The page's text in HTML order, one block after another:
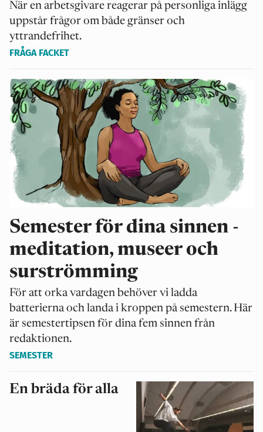
När en arbetsgivare reagerar på personliga inlägg
uppstår frågor om både gränser och
yttrandefrihet.
FRÅGA FACKET
Semester för dina sinnen -
meditation, museer och
surströmming
För att orka vardagen behöver vi ladda
batterierna och landa i kroppen på semestern. Här
är semestertipsen för dina fem sinnen från
redaktionen.
SEMESTER
En bräda för alla